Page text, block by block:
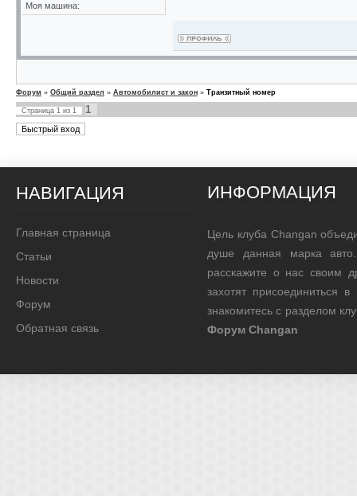
Моя машина:
Форум » Общий раздел » Автомобилист и закон » Транзитный номер
Страница 1 из 1 1
НАВИГАЦИЯ
Главная страница
Статьи
Новости
Форум
Обратная связь
ИНФОРМАЦИЯ
Цель клуба Changan
душе данная марка
расскажите о нас своим
захотят присоединиться
знакомитесь с разделом
Форум Changan